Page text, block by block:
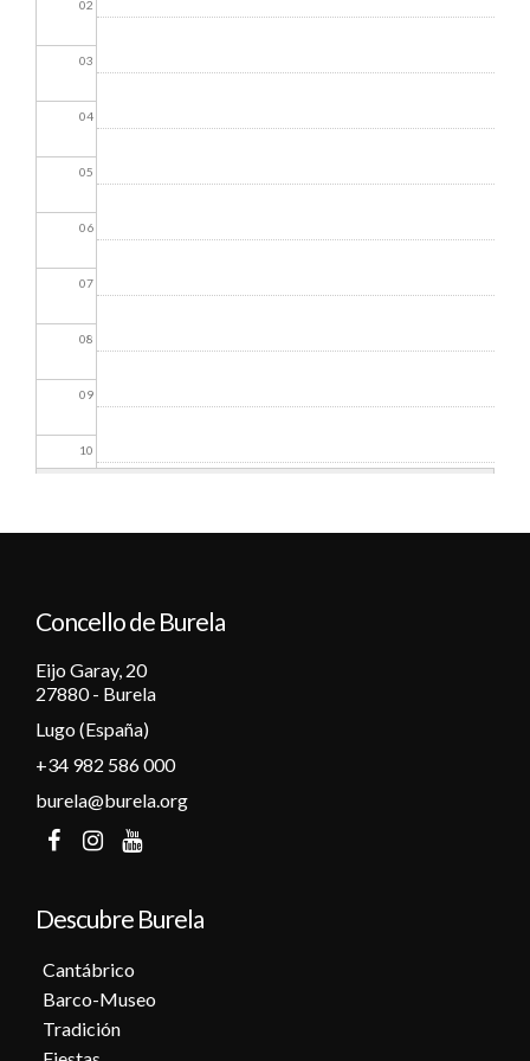
02
03
04
05
06
07
08
09
10
13
14
15
17
20
Concello de Burela
Eijo Garay, 20
27880 - Burela
Lugo (España)
+34 982 586 000
burela@burela.org
Descubre Burela
Cantábrico
Barco-Museo
Tradición